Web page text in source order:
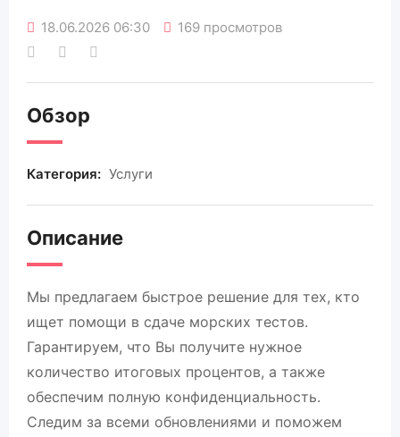
18.06.2026 06:30 169 просмотров
Обзор
Категория: Услуги
Описание
Мы предлагаем быстрое решение для тех, кто
ищет помощи в сдаче морских тестов.
Гарантируем, что Вы получите нужное
количество итоговых процентов, а также
обеспечим полную конфиденциальность.
Следим за всеми обновлениями и поможем